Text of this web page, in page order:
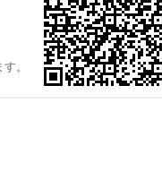
。